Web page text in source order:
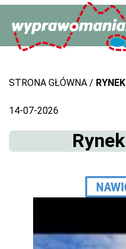
content
STRONA GŁÓWNA
14-07-2026